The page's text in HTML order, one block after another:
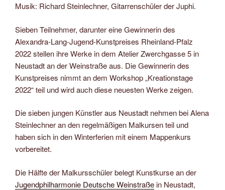
Musik: Richard Steinlechner, Gitarrenschüler der Juphi.
Sieben Teilnehmer, darunter eine Gewinnerin des
Alexandra-Lang-Jugend-Kunstpreises Rheinland-Pfalz
2022 stellen ihre Werke in dem Atelier Zwerchgasse 5 in
Neustadt an der Weinstraße aus. Die Gewinnerin des
Kunstpreises nimmt an dem Workshop „Kreationstage
2022“ teil und wird auch diese neuesten Werke zeigen.
Die sieben jungen Künstler aus Neustadt nehmen bei Alena
Steinlechner an den regelmäßigen Malkursen teil und
haben sich in den Winterferien mit einem Mappenkurs
vorbereitet.
Die Hälfte der Malkursschüler belegt Kunstkurse an der
Jugendphilharmonie Deutsche Weinstraßein Neustadt,